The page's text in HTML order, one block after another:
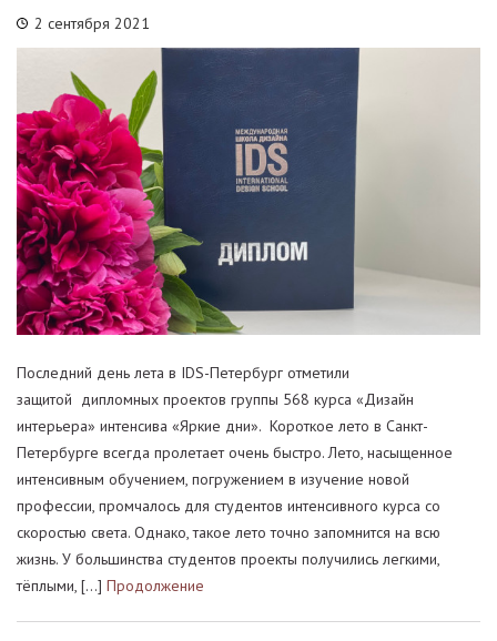
2 сентября 2021
Последний день лета в IDS-Петербург отметили
защитой дипломных проектов группы 568 курса «Дизайн
интерьера» интенсива «Яркие дни». Короткое лето в Санкт-
Петербурге всегда пролетает очень быстро. Лето, насыщенное
интенсивным обучением, погружением в изучение новой
профессии, промчалось для студентов интенсивного курса со
скоростью света. Однако, такое лето точно запомнится на всю
жизнь. У большинства студентов проекты получились легкими,
тёплыми, […] Продолжение